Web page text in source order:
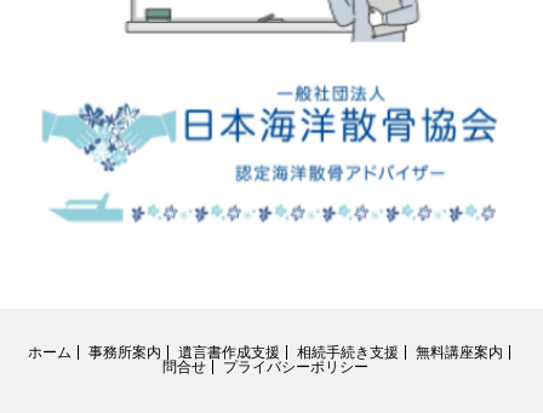
ホーム 事務所案内 遺言書作成支援 相続手続き支援
無料講座案内
問合せ
プライバシーポリシー